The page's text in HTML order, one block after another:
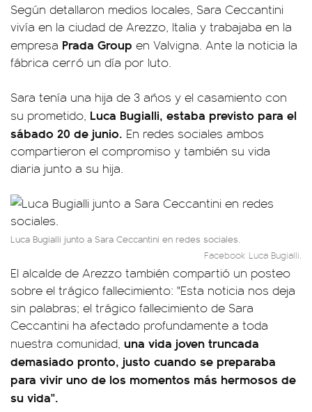
Según detallaron medios locales, Sara Ceccantini
vivía en la ciudad de Arezzo, Italia y trabajaba en la
empresa Prada Group en Valvigna. Ante la noticia la
fábrica cerró un día por luto.
Sara tenía una hija de 3 años y el casamiento con
su prometido, Luca Bugialli, estaba previsto para el
sábado 20 de junio. En redes sociales ambos
compartieron el compromiso y también su vida
diaria junto a su hija.
Luca Bugialli junto a Sara Ceccantini en redes sociales.
Facebook Luca Bugialli.
El alcalde de Arezzo también compartió un posteo
sobre el trágico fallecimiento: "Esta noticia nos deja
sin palabras; el trágico fallecimiento de Sara
Ceccantini ha afectado profundamente a toda
nuestra comunidad, una vida joven truncada
demasiado pronto, justo cuando se preparaba
para vivir uno de los momentos más hermosos de
su vida".